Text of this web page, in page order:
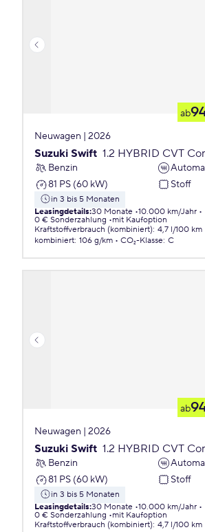
ab
Neuwagen | 2026
Suzuki Swift 1.2 HYBRID CVT
Benzin
81 PS (60 kW)
Stoff
in 3 bis 5 Monaten
Leasingdetails:30 Monate 10.000 km/Jahr
0 € Sonderzahlung
mit Kaufoption
Kraftstoffverbrauch (kombiniert): 4,7 l/100 km
kombiniert: 106 g/km CO₂-Klasse: C
ab
Neuwagen | 2026
Suzuki Swift 1.2 HYBRID CVT
Benzin
81 PS (60 kW)
Stoff
in 3 bis 5 Monaten
Leasingdetails:30 Monate 10.000 km/Jahr
0 € Sonderzahlung
mit Kaufoption
Kraftstoffverbrauch (kombiniert): 4,7 l/100 km